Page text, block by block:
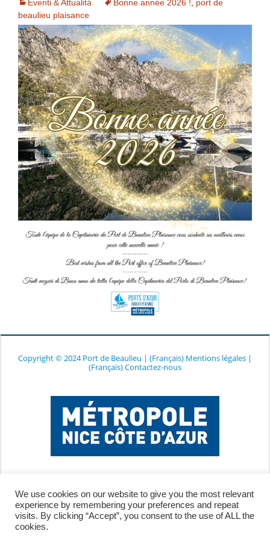
Eventi & Attualità Bonne année 2026 !
port de
beaulieu plaisance
Copyright © 2024 Port de Beaulieu | (Français) Mentions légales |
(Français) Contactez-nous
We use cookies on our website to give you the most relevant
experience by remembering your preferences and repeat
visits. By clicking “Accept”, you consent to the use of ALL the
cookies.